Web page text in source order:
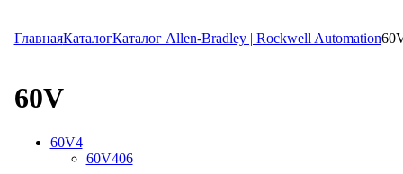
ГлавнаяКаталогКаталог Allen-Bradley | Rockwell Automation
60V
60V4
60V406